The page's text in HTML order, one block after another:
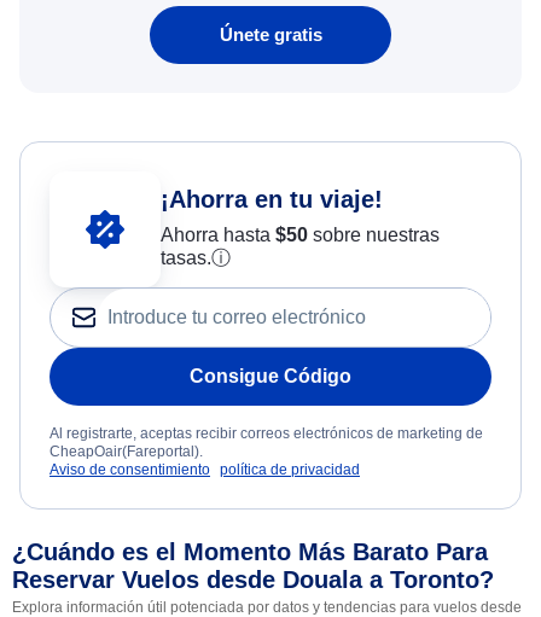
Únete gratis
¡Ahorra en tu viaje!
Ahorra hasta $50sobre nuestras
tasas.ⓘ
Consigue Código
Al registrarte, aceptas recibir correos electrónicos de marketing de
CheapOair(Fareportal).
Aviso de consentimiento política de privacidad
¿Cuándo es el Momento Más Barato Para
Reservar Vuelos desde Douala a Toronto?
Explora información útil potenciada por datos y tendencias para vuelos desde